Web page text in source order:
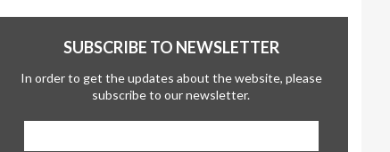
SUBSCRIBE TO NEWSLETTER
In order to get the updates about the website, please
subscribe to our newsletter.